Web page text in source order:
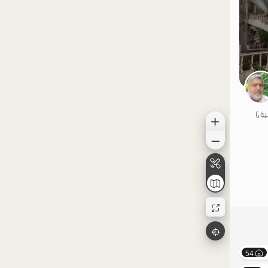
الموقع على الخريطة
الموقع على الخريطة
54